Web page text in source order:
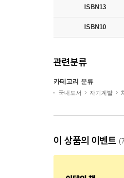
ISBN13
ISBN10
관련분류
카테고리 분류
국내도서 자기계발
이 상품의 이벤트